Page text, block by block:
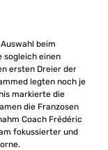
beim
sogleich einen
ersten Dreier der
legten noch je
markierte die
die Franzosen
Coach Frédéric
fokussierter und